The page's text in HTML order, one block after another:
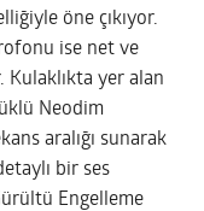
öne çıkıyor.
ise net ve
Kulaklıkta yer alan
Neodim
aralığı sunarak
bir ses
Engelleme